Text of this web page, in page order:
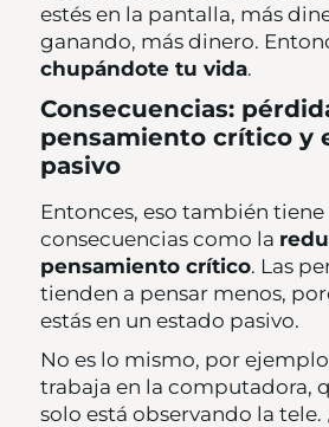
estés en la pantalla, más
ganando, más dinero.
chupándote tu vida.
Consecuencias:
pensamiento crítico y
pasivo
Entonces, eso también tiene
consecuencias como la
pensamiento crítico. Las
tienden a pensar menos,
estás en un estado pasivo.
No es lo mismo, por
trabaja en la computadora,
solo está observando la tele.